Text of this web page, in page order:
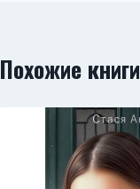
Похожие книги